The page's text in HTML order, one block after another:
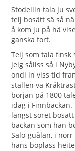
Stodeilin tala ju
teij bosätt sä så
å kom ju på hä
ganska fort.
Teij som tala
jeig såliss så i
ondi in viss tid
ställen va
början på 1800
idag i
längst soret
backan som han
Salo-guålan, i
hans boplass